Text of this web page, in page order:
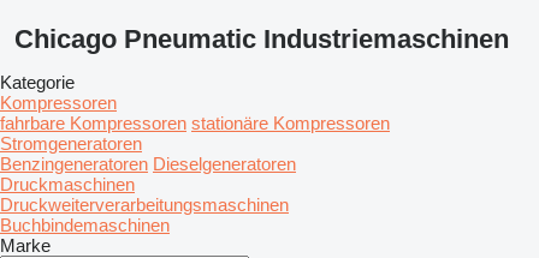
Chicago Pneumatic Industriemaschinen
Kategorie
Kompressoren
fahrbare Kompressoren stationäre Kompressoren
Stromgeneratoren
Benzingeneratoren Dieselgeneratoren
Druckmaschinen
Druckweiterverarbeitungsmaschinen
Buchbindemaschinen
Marke